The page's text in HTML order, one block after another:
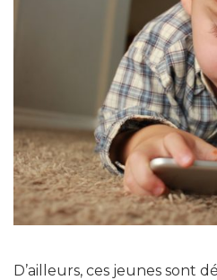
D’ailleurs, ces jeunes sont